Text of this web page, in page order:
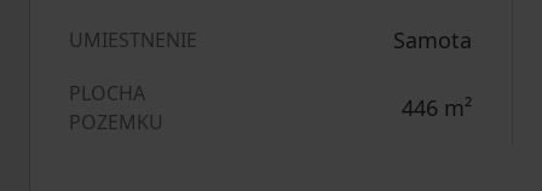
UMIESTNENIE Samota
PLOCHA
POZEMKU
446 m²